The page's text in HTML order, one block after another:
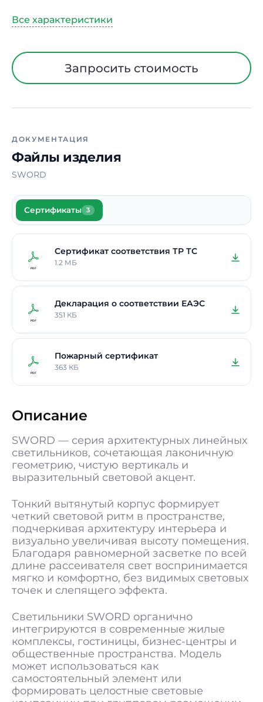
Высота
Установка драйвера
Запросить стоимость
ДОКУМЕНТАЦИЯ
Файлы изделия
SWORD
Сертификаты 3
Сертификат соответствия ТР ТС
1.2 МБ
Декларация о соответствии ЕАЭС
351 КБ
Пожарный сертификат
363 КБ
Описание
SWORD — серия архитектурных линейных
светильников, сочетающая лаконичную
геометрию, чистую вертикаль и
выразительный световой акцент.
Тонкий вытянутый корпус формирует
четкий световой ритм в пространстве,
подчеркивая архитектуру интерьера и
визуально увеличивая высоту помещения.
Благодаря равномерной засветке по всей
длине рассеивателя свет воспринимается
мягко и комфортно, без видимых световых
точек и слепящего эффекта.
Светильники SWORD органично
интегрируются в современные жилые
комплексы, гостиницы, бизнес-центры и
общественные пространства. Модель
может использоваться как
самостоятельный элемент или
формировать целостные световые